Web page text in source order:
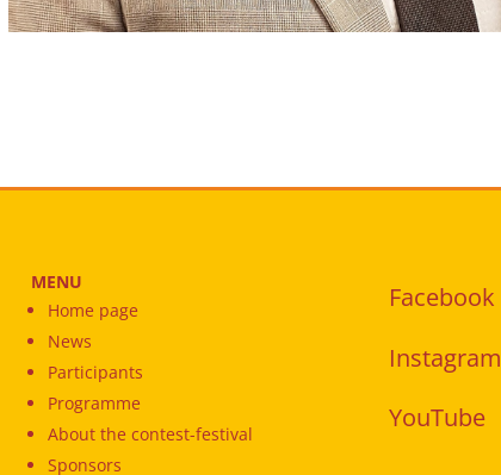
MENU
Home page
News
Participants
Programme
About the contest-festival
Sponsors
Facebook
Instagram
YouTube